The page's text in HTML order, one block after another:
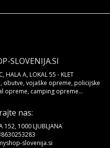
SLOVENIJA.SI
HALA A, LOKAL 55 - KLET
vojaške opreme, policijske
opreme, camping opreme...
nas:
152, 1000 LJUBLJANA
slovenija.si